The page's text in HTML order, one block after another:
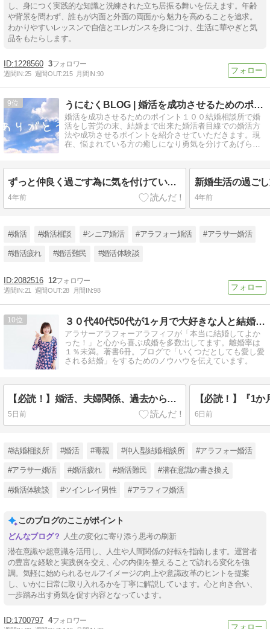
し、身につく実践的な知識と洗練された立ち居振る舞いを伝えます。年齢
や背景を問わず、誰もが内面と外面の両面から魅力を高めることを追求。
わかりやすいレッスンで自信とエレガンスを身につけ、生活に華やぎと気
品をもたらします。
1228560 3
週間IN:25 週間OUT:215 月間IN:90
9 うにむくBLOG | 婚活を成功させるためのポイント１００
婚活を成功させるためのポイント１００結婚相談所で婚
活をし苦労の末、結婚まで出来た婚活者目線での婚活方
法や成功させるポイントを紹介させていただきます。現
在、悩まれている方の癒しになり勇気を分けてあげられ
ずっと仲良く過ごす為に気を付けていること
4年前
新婚生活の過ご
4年前
#婚活 #婚活相談 #シニア婚活 #アラフォー婚活 #アラサー婚活
#婚活疲れ #婚活難民 #婚活体験談
2082516 12
週間IN:21 週間OUT:28 月間IN:98
10 ３０代40代50代が1ヶ月で大好きな人と結婚！ハピ婚相談所
アラサーアラフォーアラフィフが「本当に結婚してよか
った！」と心から喜ぶ成婚を多数出してます。離婚率は
１％未満。著書6冊。ブログで「いくつだとしても愛し愛
される結婚」をするためのノウハウを伝えています。
【必読！】婚活、夫婦関係、過去からの情報に惑わされない方法とは？？
5日前 6日前
#結婚相談所 #婚活 #毒親 #仲人型結婚相談所 #アラフォー婚活
#アラサー婚活 #婚活疲れ #婚活難民 #潜在意識の書き換え
#婚活体験談 #ツインレイ男性 #アラフィフ婚活
このブログのここがポイント
人生の変化に寄り添う思考の刷新
潜在意識や超意識を活用し、人生や人間関係の好転を指南します。運営者
の豊富な経験と実践例を交え、心の内側を整えることで訪れる変化を強
調。気軽に始められるセルフイメージの向上や意識改革のヒントを提案
し、いかに日常に取り入れるかを丁寧に解説しています。心と向き合い、
一歩踏み出す勇気を促す内容となっています。
1700797 4